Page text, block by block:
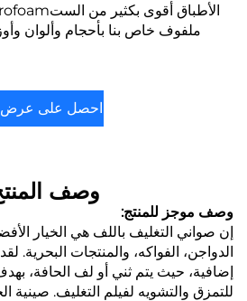
الأطباق أقوى بكثير من الستyrofoam.
ملفوف خاص بنا بأحجام وألوان
احصل على عرض
وصف
وصف موجز للمنتج:
إن صواني التغليف باللف هي الخيار
الدواجن، الفواكه، والمنتجات البحرية.
إضافية، حيث يتم ثني أو لف الحافة،
للتمزق والتشويه لفيلم التغليف. صينية